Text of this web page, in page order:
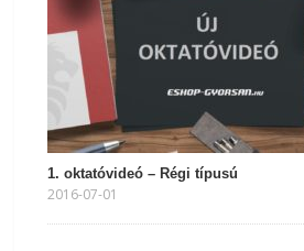
1. oktatóvideó – Régi típusú
2016-07-01